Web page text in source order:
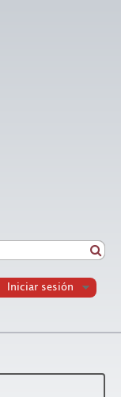
Iniciar sesión